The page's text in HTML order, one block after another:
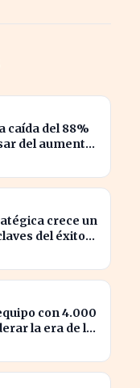
caída del 88%
del aumento
crece un
del éxito
con 4.000
la era de la